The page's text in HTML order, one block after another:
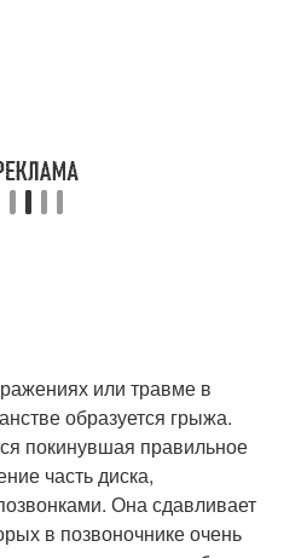
или травме в
образуется грыжа.
покинувшая правильное
часть диска,
Она сдавливает
в позвоночнике очень